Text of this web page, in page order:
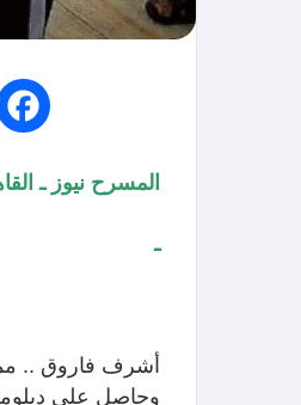
المسرح نيوز ـ
ـ
وحاصل على